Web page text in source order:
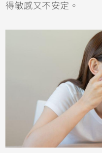
得敏感又不安定。